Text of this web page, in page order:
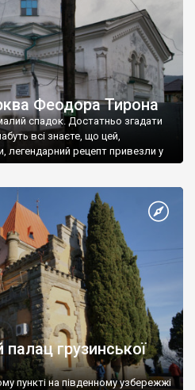
Феодора Тирона
спадок. Достатньо згадати
всі знаєте, що цей,
легендарний рецепт привезли у
грузинської
пункті на південному узбережжі